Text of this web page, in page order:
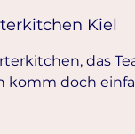
Kiel
das
komm doch